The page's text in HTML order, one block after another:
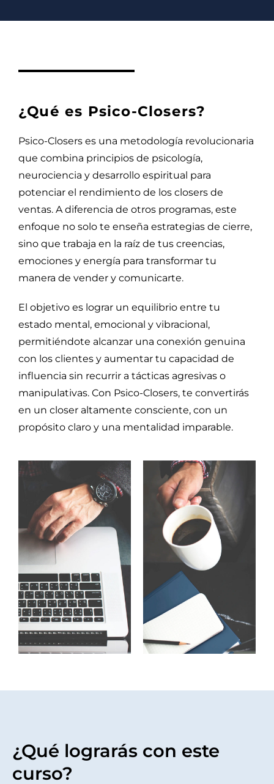
¿Qué es Psico-Closers?
Psico-Closers es una metodología revolucionaria
que combina principios de psicología,
neurociencia y desarrollo espiritual para
potenciar el rendimiento de los closers de
ventas. A diferencia de otros programas, este
enfoque no solo te enseña estrategias de cierre,
sino que trabaja en la raíz de tus creencias,
emociones y energía para transformar tu
manera de vender y comunicarte.
El objetivo es lograr un equilibrio entre tu
estado mental, emocional y vibracional,
permitiéndote alcanzar una conexión genuina
con los clientes y aumentar tu capacidad de
influencia sin recurrir a tácticas agresivas o
manipulativas. Con Psico-Closers, te convertirás
en un closer altamente consciente, con un
propósito claro y una mentalidad imparable.
¿Qué lograrás con este
curso?